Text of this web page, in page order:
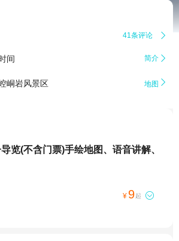
41条评论 
间 简介 
峒岩风景区 地图 
览(不含门票)手绘地图、语音讲解、
¥ 9起 